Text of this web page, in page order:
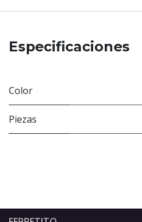
Especificaciones
Color
Piezas